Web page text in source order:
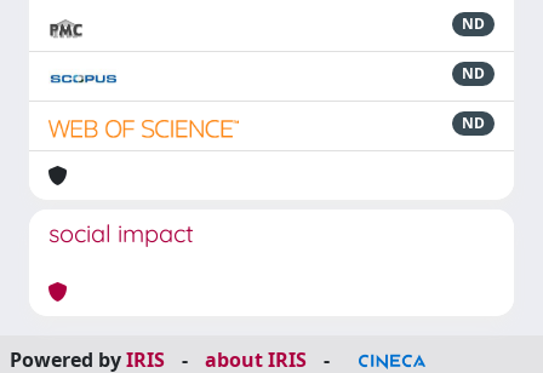
ND
ND
ND
social impact
Powered byIRIS - about IRIS -